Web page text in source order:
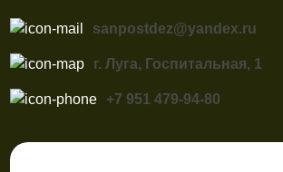
sanpostdez@yandex.ru
г. Луга, Госпитальная, 1
+7 951 479-94-80